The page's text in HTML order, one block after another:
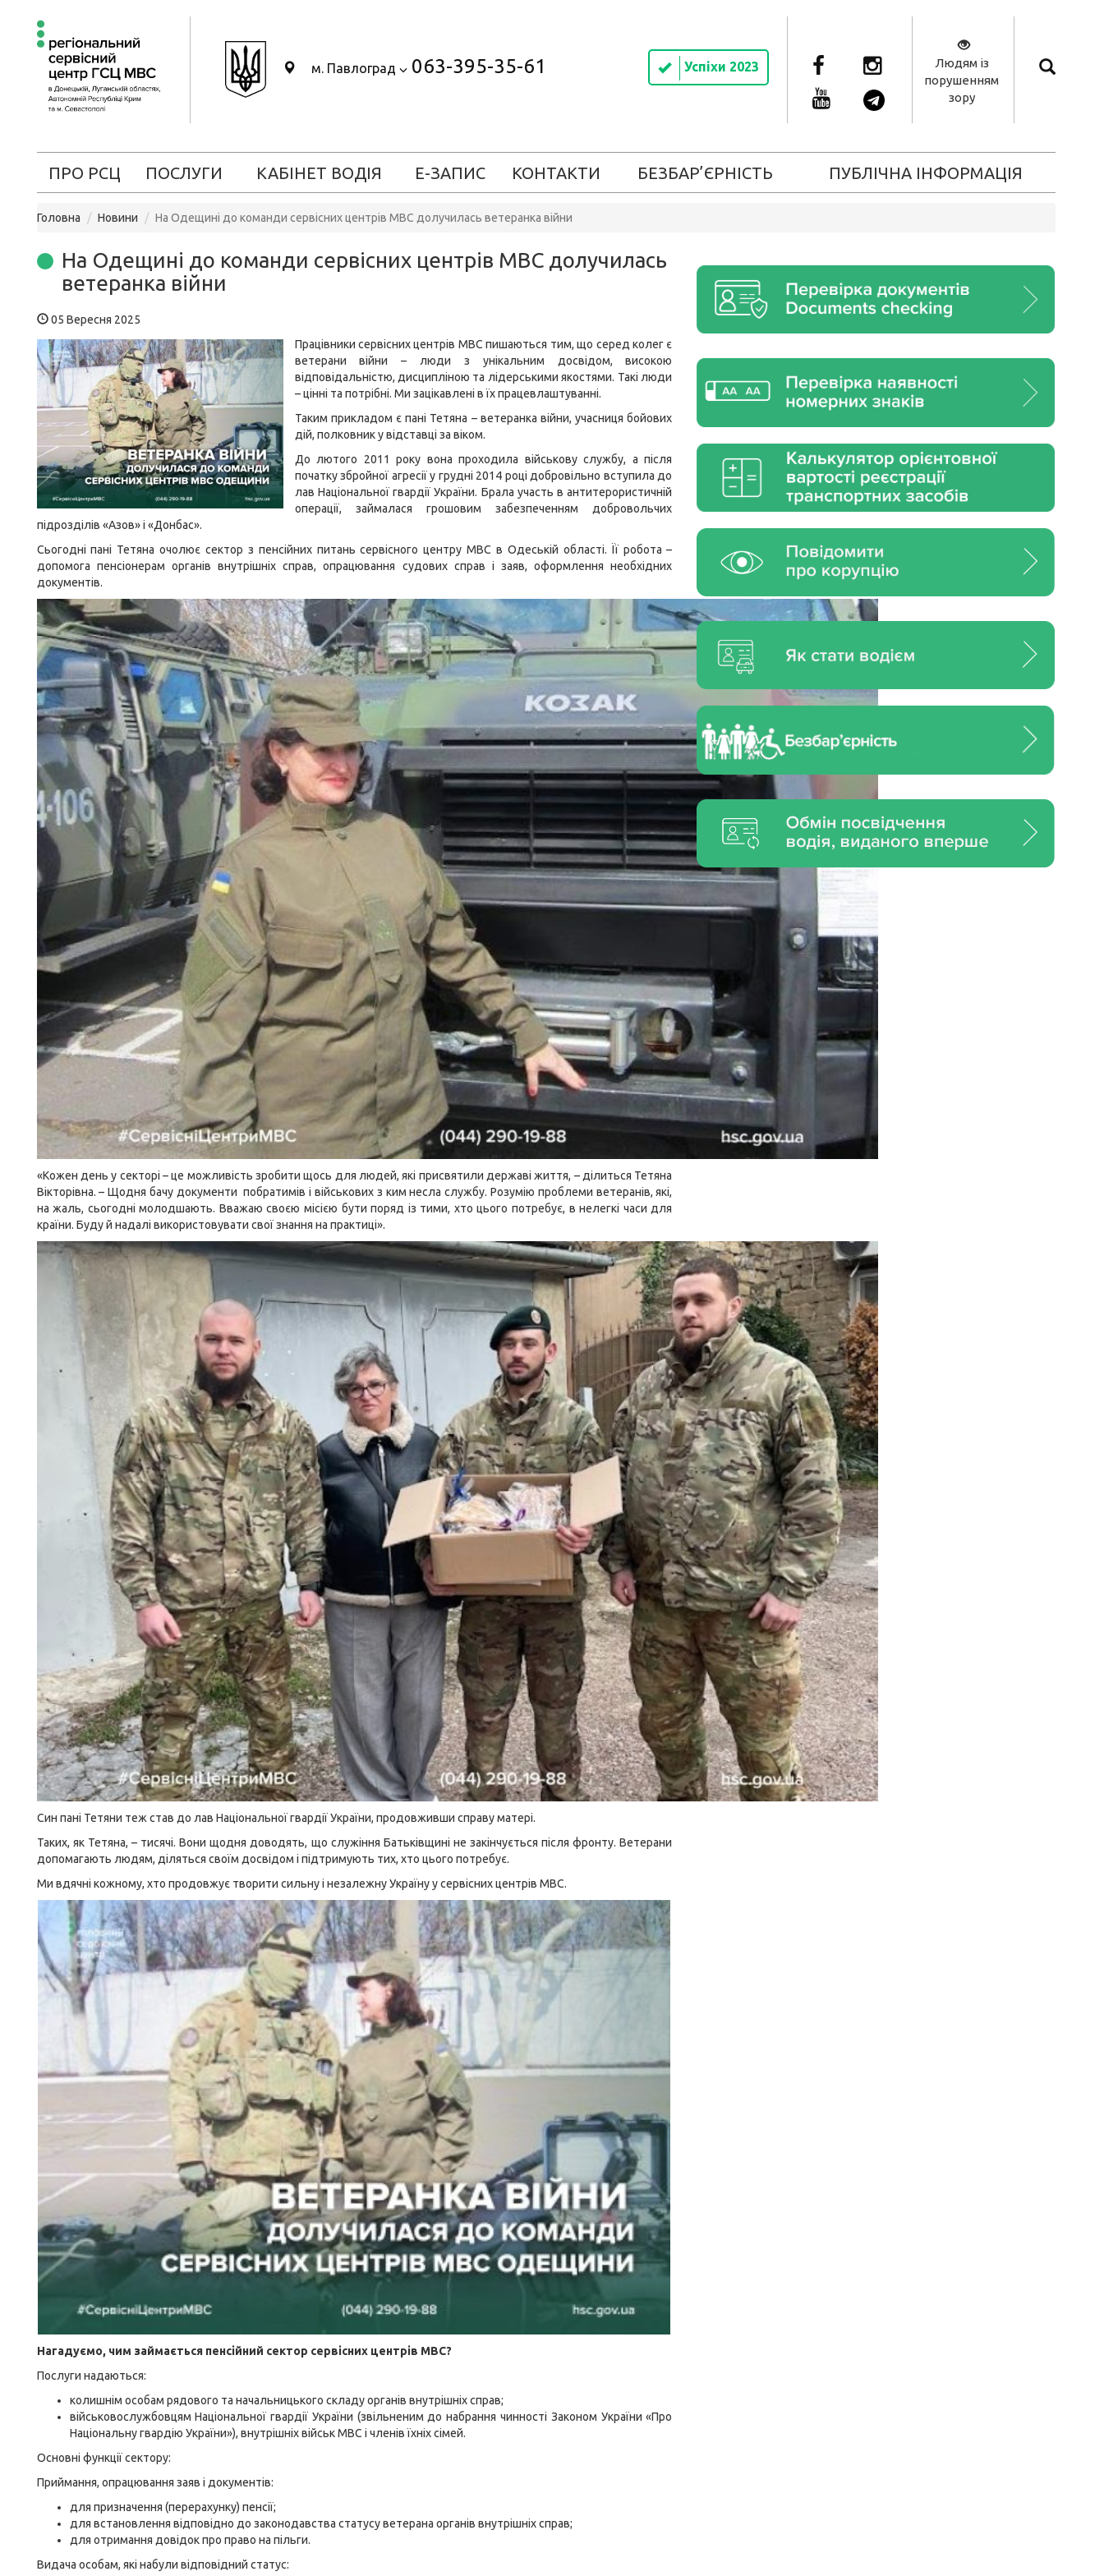
м. Павлоград 063-395-35-61 Успіхи 2023
Людям із
порушенням
зору
ПРО РСЦ ПОСЛУГИ КАБІНЕТ ВОДІЯ Е-ЗАПИС КОНТАКТИ БЕЗБАР’ЄРНІСТЬ ПУБЛІЧНА ІНФОРМАЦІЯ
Головна Новини На Одещині до команди сервісних центрів МВС долучилась ветеранка війни
На Одещині до команди сервісних центрів МВС долучилась
ветеранка війни
05 Вересня 2025
Працівники сервісних центрів МВС пишаються тим, що серед колег є
ветерани війни – люди з унікальним досвідом, високою
відповідальністю, дисципліною та лідерськими якостями. Такі люди
– цінні та потрібні. Ми зацікавлені в їх працевлаштуванні.
Таким прикладом є пані Тетяна – ветеранка війни, учасниця бойових
дій, полковник у відставці за віком.
До лютого 2011 року вона проходила військову службу, а після
початку збройної агресії у грудні 2014 році добровільно вступила до
лав Національної гвардії України. Брала участь в антитерористичній
операції, займалася грошовим забезпеченням добровольчих
підрозділів «Азов» і «Донбас».
Сьогодні пані Тетяна очолює сектор з пенсійних питань сервісного центру МВС в Одеській області. Її робота –
допомога пенсіонерам органів внутрішніх справ, опрацювання судових справ і заяв, оформлення необхідних
документів.
«Кожен день у секторі – це можливість зробити щось для людей, які присвятили державі життя, – ділиться Тетяна
Вікторівна. – Щодня бачу документи побратимів і військових з ким несла службу. Розумію проблеми ветеранів, які,
на жаль, сьогодні молодшають. Вважаю своєю місією бути поряд із тими, хто цього потребує, в нелегкі часи для
країни. Буду й надалі використовувати свої знання на практиці».
Син пані Тетяни теж став до лав Національної гвардії України, продовживши справу матері.
Таких, як Тетяна, – тисячі. Вони щодня доводять, що служіння Батьківщині не закінчується після фронту. Ветерани
допомагають людям, діляться своїм досвідом і підтримують тих, хто цього потребує.
Ми вдячні кожному, хто продовжує творити сильну і незалежну Україну у сервісних центрів МВС.
Нагадуємо, чим займається пенсійний сектор сервісних центрів МВС?
Послуги надаються:
колишнім особам рядового та начальницького складу органів внутрішніх справ;
військовослужбовцям Національної гвардії України (звільненим до набрання чинності Законом України «Про
Національну гвардію України»), внутрішніх військ МВС і членів їхніх сімей.
Основні функції сектору:
Приймання, опрацювання заяв і документів:
для призначення (перерахунку) пенсії;
для встановлення відповідно до законодавства статусу ветерана органів внутрішніх справ;
для отримання довідок про право на пільги.
Видача особам, які набули відповідний статус: